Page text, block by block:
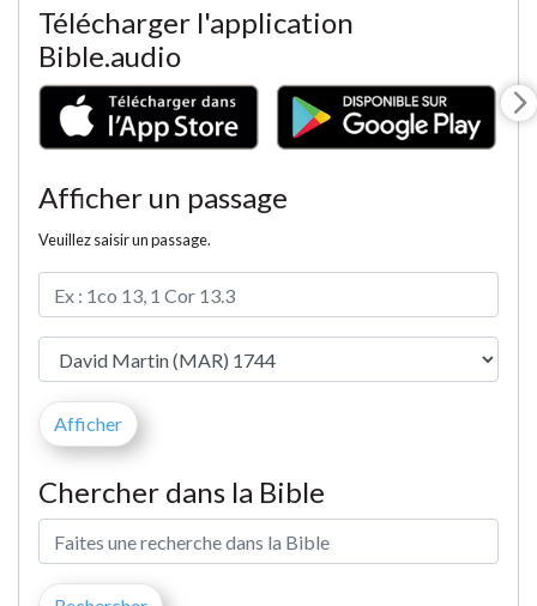
Télécharger l'application
Bible.audio
Afficher un passage
Veuillez saisir un passage.
Chercher dans la Bible